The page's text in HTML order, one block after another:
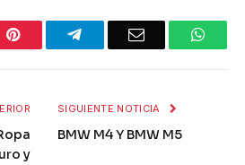
Pinterest TelegramEmail
y
SIGUIENTE NOTICIA
BMW M4 Y BMW M5